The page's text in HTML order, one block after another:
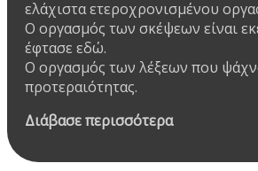
ελάχιστα ετεροχρονισμένου
Ο οργασμός των σκέψεων είναι
έφτασε εδώ.
Ο οργασμός των λέξεων που
προτεραιότητας.
Διάβασε περισσότερα